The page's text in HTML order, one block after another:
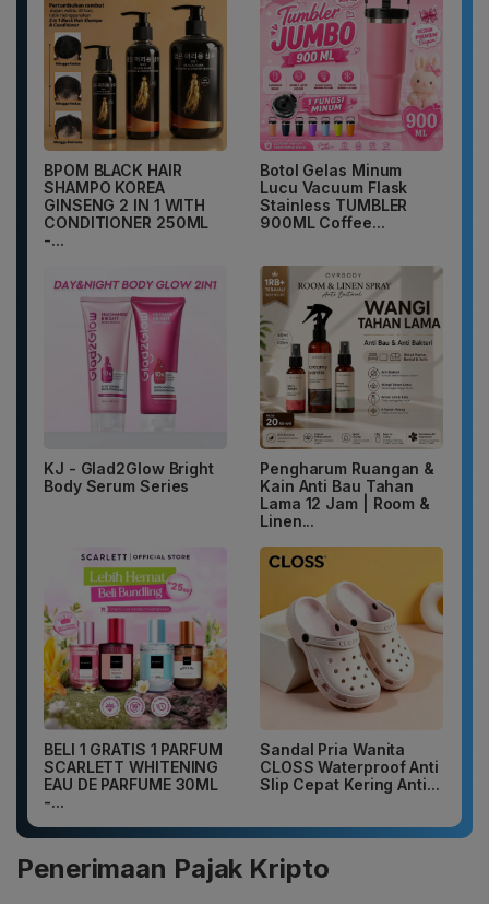
BPOM BLACK HAIR
SHAMPO KOREA
GINSENG 2 IN 1 WITH
CONDITIONER 250ML
-...
Botol Gelas Minum
Lucu Vacuum Flask
Stainless TUMBLER
900ML Coffee...
KJ - Glad2Glow Bright
Body Serum Series
Pengharum Ruangan &
Kain Anti Bau Tahan
Lama 12 Jam | Room &
Linen...
BELI 1 GRATIS 1 PARFUM
SCARLETT WHITENING
EAU DE PARFUME 30ML
-...
Sandal Pria Wanita
CLOSS Waterproof Anti
Slip Cepat Kering Anti...
Penerimaan Pajak Kripto